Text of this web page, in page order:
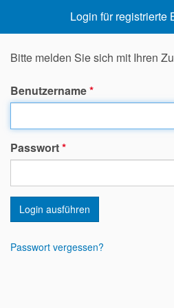
Login für registrierte
Bitte melden Sie sich mit Ihren
Benutzername*
Passwort*
Login ausführen
Passwort vergessen?